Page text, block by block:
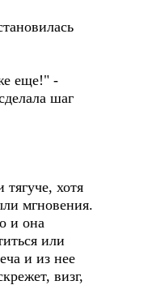
еще!" -
шаг
тягуче, хотя
мгновения.
и она
или
и из нее
визг,